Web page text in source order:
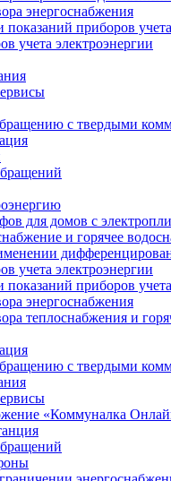
энергоснабжения
показаний приборов учета
учета электроэнергии
с твердыми
для домов с
и горячее
учета электроэнергии
показаний приборов учета
энергоснабжения
теплоснабжения и
с твердыми
«Коммуналка